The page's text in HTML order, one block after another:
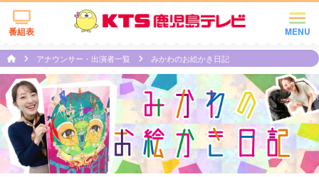
MENU
番組表
アナウンサー・出演者一覧 みかわのお絵かき日記